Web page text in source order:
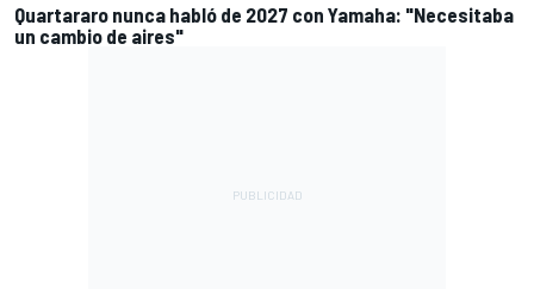
Quartararo nunca habló de 2027 con Yamaha: "Necesitaba
un cambio de aires"